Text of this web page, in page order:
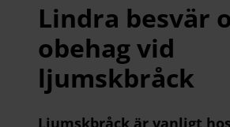
Lindra besvär
obehag vid
ljumskbråck